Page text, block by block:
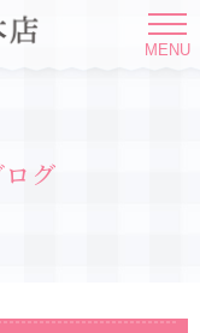
MENU
グ